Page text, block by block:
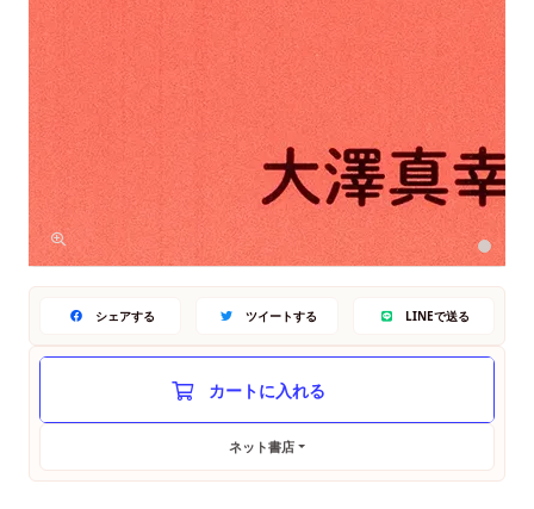
シェアする ツイートする LINEで送る
ネット書店